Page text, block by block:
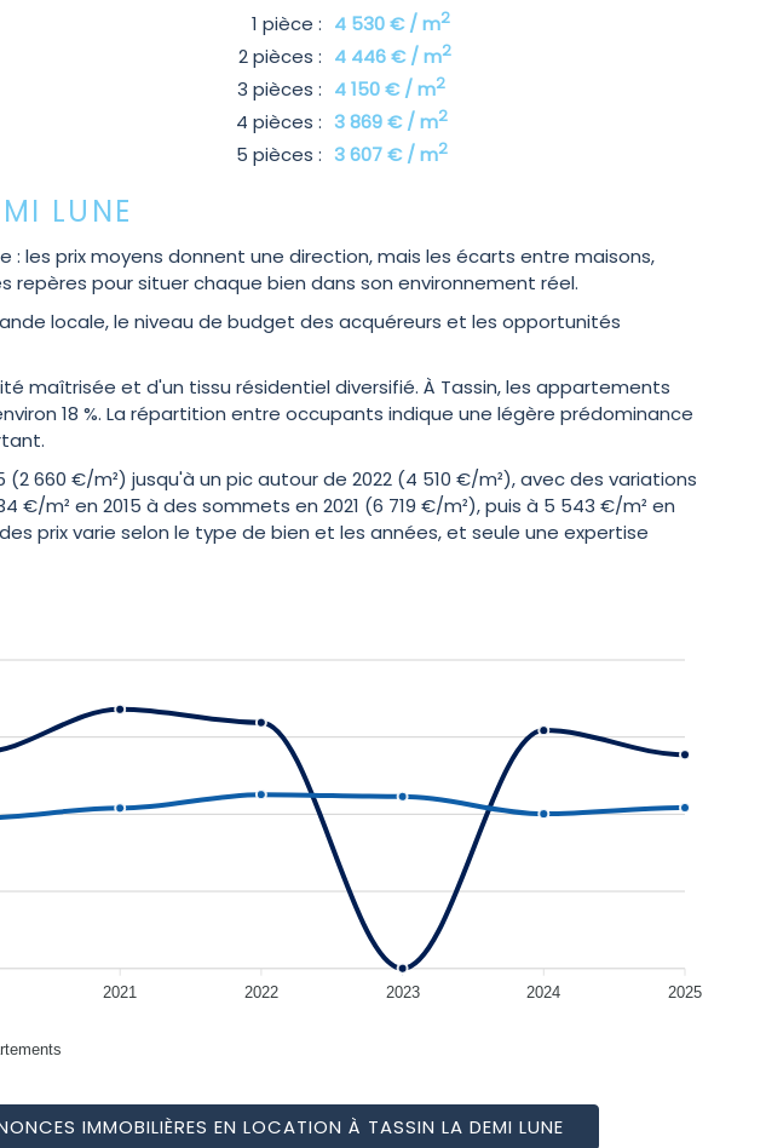
1 pièce : 4 530 € / m2
2 pièces : 4 446 € / m2
3 pièces : 4 150 € / m2
4 pièces : 3 869 € / m2
5 pièces : 3 607 € / m2
LUNE
: les prix moyens donnent une direction, mais les écarts entre maisons,
repères pour situer chaque bien dans son environnement réel.
locale, le niveau de budget des acquéreurs et les opportunités
maîtrisée et d'un tissu résidentiel diversifié. À Tassin, les appartements
18 %. La répartition entre occupants indique une légère prédominance
660 €/m²) jusqu'à un pic autour de 2022 (4 510 €/m²), avec des variations
€/m² en 2015 à des sommets en 2021 (6 719 €/m²), puis à 5 543 €/m² en
prix varie selon le type de bien et les années, et seule une expertise
2021 2022 2023 2024 2025
IMMOBILIÈRES EN LOCATION À TASSIN LA DEMI LUNE